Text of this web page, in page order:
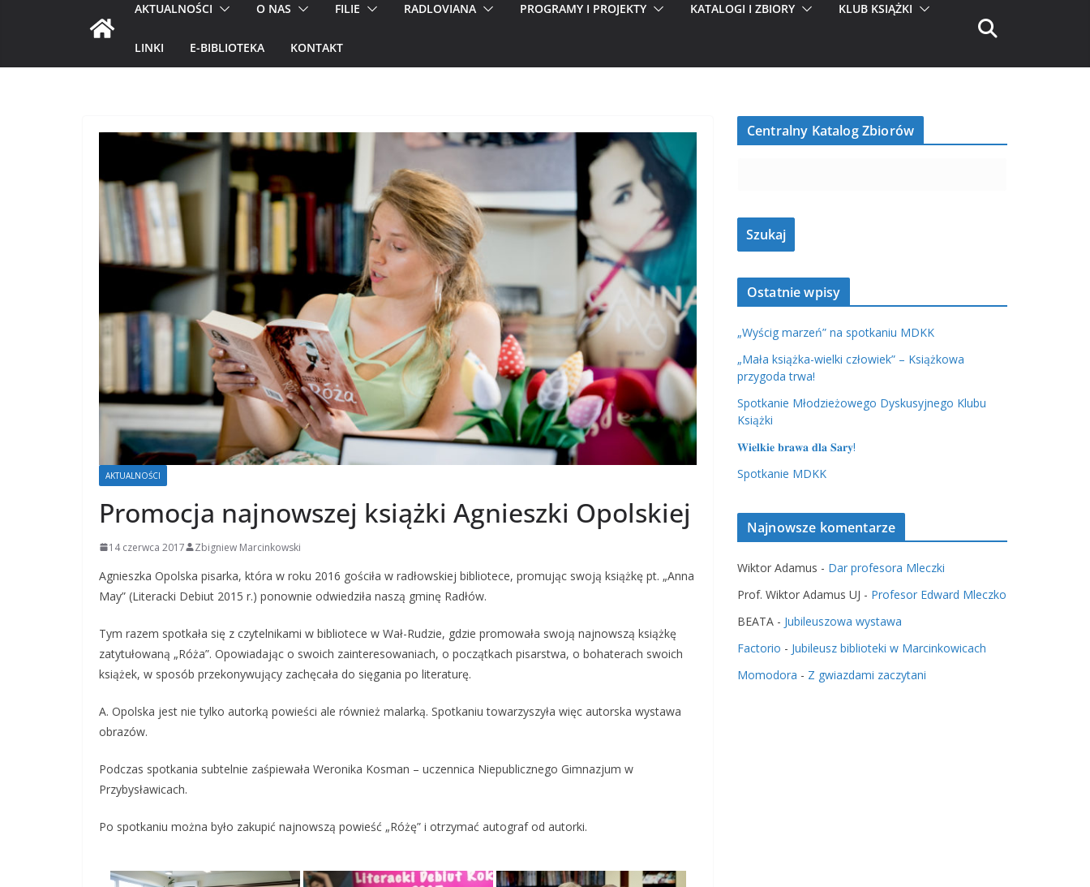
AKTUALNOŚCI O NAS FILIE RADLOVIANA PROGRAMY I PROJEKTY KATALOGI I ZBIORY KLUB KSIĄŻKI
LINKI E-BIBLIOTEKA KONTAKT
AKTUALNOŚCI
Promocja najnowszej książki Agnieszki Opolskiej
14 czerwca 2017 Zbigniew Marcinkowski
Agnieszka Opolska pisarka, która w roku 2016 gościła w radłowskiej bibliotece, promując swoją książkę pt. „Anna
May” (Literacki Debiut 2015 r.) ponownie odwiedziła naszą gminę Radłów.
Tym razem spotkała się z czytelnikami w bibliotece w Wał-Rudzie, gdzie promowała swoją najnowszą książkę
zatytułowaną „Róża”. Opowiadając o swoich zainteresowaniach, o początkach pisarstwa, o bohaterach swoich
książek, w sposób przekonywujący zachęcała do sięgania po literaturę.
A. Opolska jest nie tylko autorką powieści ale również malarką. Spotkaniu towarzyszyła więc autorska wystawa
obrazów.
Podczas spotkania subtelnie zaśpiewała Weronika Kosman – uczennica Niepublicznego Gimnazjum w
Przybysławicach.
Po spotkaniu można było zakupić najnowszą powieść „Różę” i otrzymać autograf od autorki.
Centralny Katalog Zbiorów
Ostatnie wpisy
„Wyścig marzeń” na spotkaniu MDKK
„Mała książka-wielki człowiek” – Książkowa
przygoda trwa!
Spotkanie Młodzieżowego Dyskusyjnego Klubu
Książki
𝐖𝐢𝐞𝐥𝐤𝐢𝐞 𝐛𝐫𝐚𝐰𝐚 𝐝𝐥𝐚 𝐒𝐚𝐫𝐲!
Spotkanie MDKK
Najnowsze komentarze
Wiktor Adamus - Dar profesora Mleczki
Prof. Wiktor Adamus UJ - Profesor Edward Mleczko
BEATA - Jubileuszowa wystawa
Factorio - Jubileusz biblioteki w Marcinkowicach
Momodora - Z gwiazdami zaczytani